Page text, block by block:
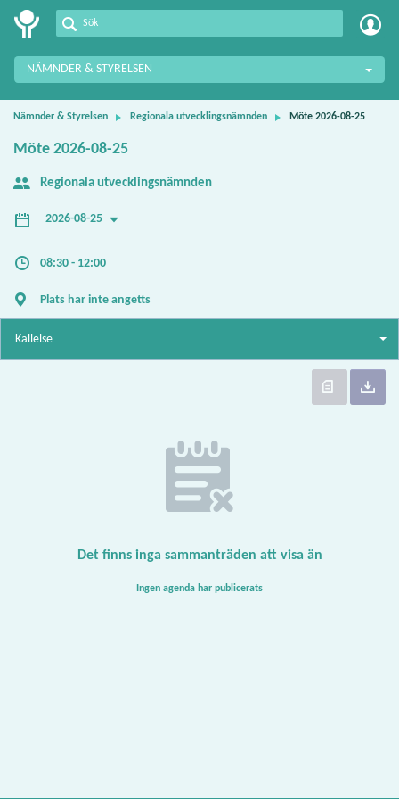
Meetings+
NÄMNDER & STYRELSEN
Nämnder & Styrelsen Regionala utvecklingsnämnden Möte 2026-08-25
Möte 2026-08-25
Regionala utvecklingsnämnden
2026-08-25
08:30 - 12:00
Plats har inte angetts
Kallelse
Det finns inga sammanträden att visa än
Ingen agenda har publicerats